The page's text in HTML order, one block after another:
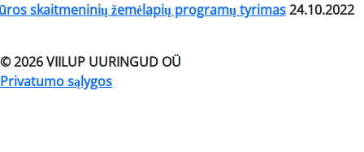
skaitmeninių žemėlapių programų tyrimas 24.10.2022
© 2026 VIILUP UURINGUD OÜ
Privatumo sąlygos